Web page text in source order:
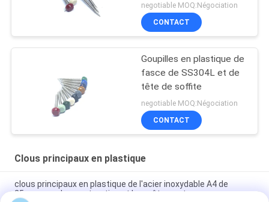
negotiable MOQ:Négociation
CONTACT
Goupilles en plastique de
fasce de SS304L et de
tête de soffite
negotiable MOQ:Négociation
CONTACT
Clous principaux en plastique
clous principaux en plastique de l'acier inoxydable A4 de
25mm pour la construction et le revêtement